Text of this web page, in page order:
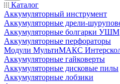
Каталог
Аккумуляторный инструмент
Аккумуляторные дрели-
Аккумуляторные болгарки УШМ
Аккумуляторные перфораторы
Модули МультиМАКС
Аккумуляторные гайковерты
Аккумуляторные дисковые пилы
Аккумуляторные лобзики